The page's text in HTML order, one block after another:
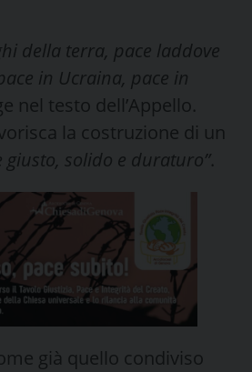
della terra, pace laddove
in Ucraina, pace in
nel testo dell’Appello.
la costruzione di un
giusto, solido e duraturo”.
già quello condiviso